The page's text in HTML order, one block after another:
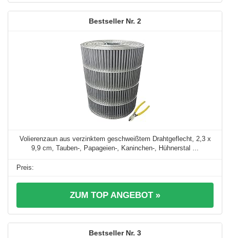
2
Volierenzaun aus verzinktem geschweißtem Drahtgeflecht, 2,3 x
9,9 cm, Tauben-, Papageien-, Kaninchen-, Hühnerstal ...
ZUM TOP ANGEBOT »
3